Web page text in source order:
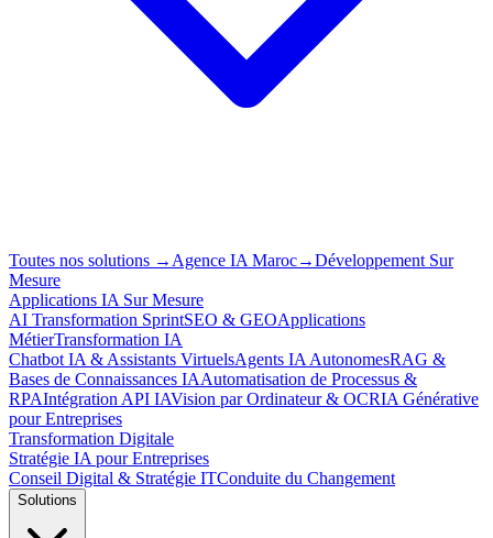
Toutes nos solutions → Agence IA Maroc→Développement Sur
Mesure
Applications IA Sur Mesure
AI Transformation SprintSEO & GEOApplications
MétierTransformation IA
Chatbot IA & Assistants VirtuelsAgents IA AutonomesRAG &
Bases de Connaissances IAAutomatisation de Processus &
RPAIntégration API IAVision par Ordinateur & OCRIA Générative
pour Entreprises
Transformation Digitale
Stratégie IA pour Entreprises
Conseil Digital & Stratégie ITConduite du Changement
Solutions